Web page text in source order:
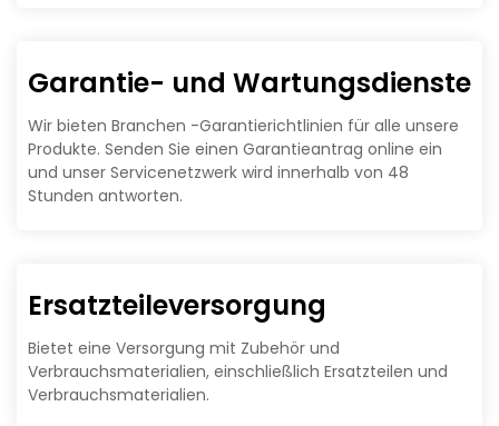
Garantie- und Wartungsdienste
Wir bieten Branchen -Garantierichtlinien für alle unsere
Produkte. Senden Sie einen Garantieantrag online ein
und unser Servicenetzwerk wird innerhalb von 48
Stunden antworten.
Ersatzteileversorgung
Bietet eine Versorgung mit Zubehör und
Verbrauchsmaterialien, einschließlich Ersatzteilen und
Verbrauchsmaterialien.